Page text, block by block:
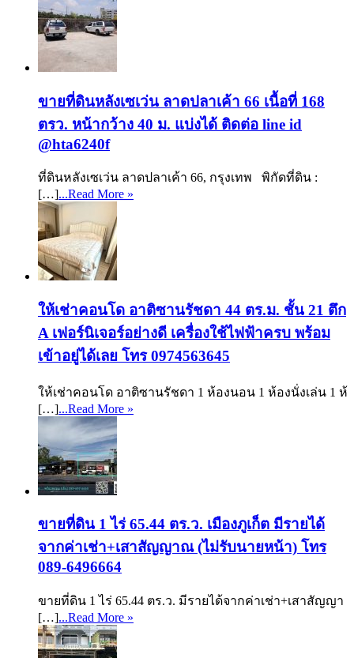
ขายที่ดินหลังเซเว่น ลาดปลาเค้า 66 เนื้อที่ 168
ตรว. หน้ากว้าง 40 ม. แบ่งได้ ติดต่อ line id
@hta6240f
ที่ดินหลังเซเว่น ลาดปลาเค้า 66, กรุงเทพ พิกัดที่ดิน :
[…]...Read More »
ให้เช่าคอนโด อาติซานรัชดา 44 ตร.ม. ชั้น 21 ตึก
A เฟอร์นิเจอร์อย่างดี เครื่องใช้ไฟฟ้าครบ พร้อม
เข้าอยู่ได้เลย โทร 0974563645
ให้เช่าคอนโด อาติซานรัชดา 1 ห้องนอน 1 ห้องนั่งเล่น 1 ห้
[…]...Read More »
ขายที่ดิน 1 ไร่ 65.44 ตร.ว. เมืองภูเก็ต มีรายได้
จากค่าเช่า+เสาสัญญาณ (ไม่รับนายหน้า) โทร
089-6496664
ขายที่ดิน 1 ไร่ 65.44 ตร.ว. มีรายได้จากค่าเช่า+เสาสัญญา
[…]...Read More »